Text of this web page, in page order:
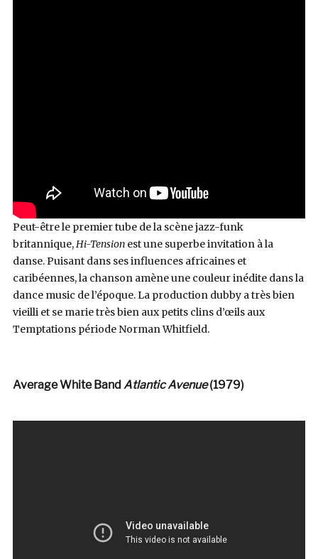
Peut-être le premier tube de la scène jazz-funk
britannique, Hi-Tension est une superbe invitation à la
danse. Puisant dans ses influences africaines et
caribéennes, la chanson amène une couleur inédite dans la
dance music de l’époque. La production dubby a très bien
vieilli et se marie très bien aux petits clins d’œils aux
Temptations période Norman Whitfield.
Average White Band Atlantic Avenue(1979)